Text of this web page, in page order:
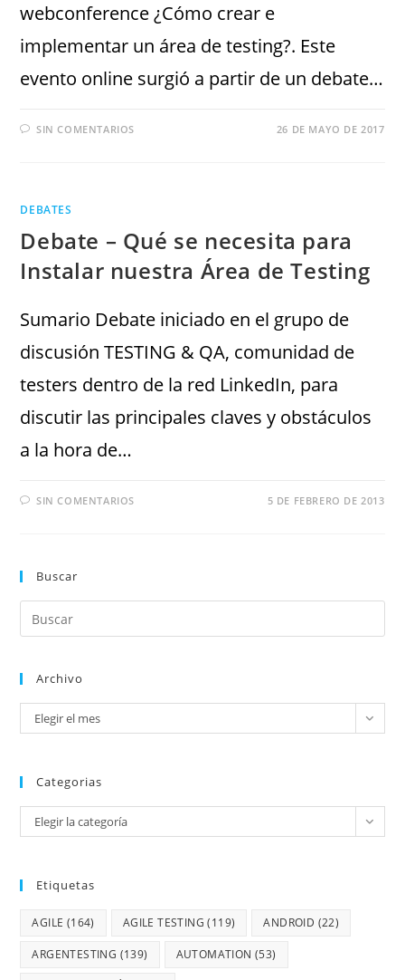
webconference ¿Cómo crear e
implementar un área de testing?. Este
evento online surgió a partir de un debate…
SIN COMENTARIOS 26 DE MAYO DE 2017
DEBATES
Debate – Qué se necesita para
Instalar nuestra Área de Testing
Sumario Debate iniciado en el grupo de
discusión TESTING & QA, comunidad de
testers dentro de la red LinkedIn, para
discutir las principales claves y obstáculos
a la hora de…
SIN COMENTARIOS 5 DE FEBRERO DE 2013
Buscar
Archivo
Elegir el mes
Categorias
Elegir la categoría
Etiquetas
AGILE (164) AGILE TESTING (119) ANDROID (22)
ARGENTESTING (139) AUTOMATION (53)